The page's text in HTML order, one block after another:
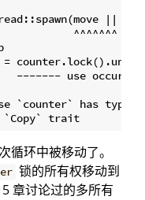
|| {
^^^^^^^
------- use occurs
`counter` has type
循环中被移动了。
锁的所有权移动到
章讨论过的多所有